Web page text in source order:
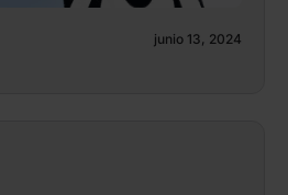
junio 13, 2024